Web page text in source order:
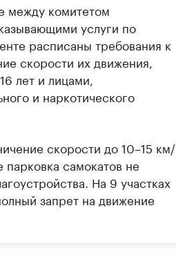
между комитетом
услуги по
расписаны требования к
скорости их движения,
лет и лицами,
и наркотического
скорости до 10–15 км/
парковка самокатов не
На 9 участках
запрет на движение